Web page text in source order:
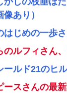
あり）
はじめの一歩
のルフィさん
ールド21のヒ
ースさんの最